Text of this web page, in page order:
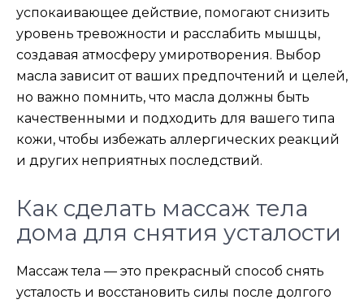
успокаивающее действие, помогают снизить
уровень тревожности и расслабить мышцы,
создавая атмосферу умиротворения. Выбор
масла зависит от ваших предпочтений и целей,
но важно помнить, что масла должны быть
качественными и подходить для вашего типа
кожи, чтобы избежать аллергических реакций
и других неприятных последствий.
Как сделать массаж тела
дома для снятия усталости
Массаж тела — это прекрасный способ снять
усталость и восстановить силы после долгого